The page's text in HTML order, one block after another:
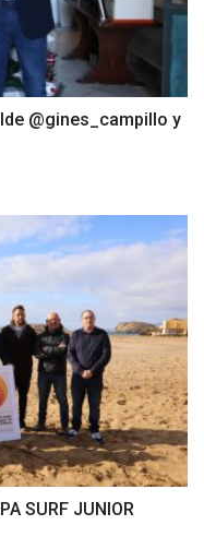
@gines_campillo y
SURF JUNIOR